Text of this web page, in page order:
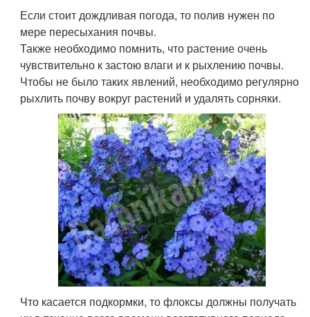
Если стоит дождливая погода, то полив нужен по
мере пересыхания почвы.
Также необходимо помнить, что растение очень
чувствительно к застою влаги и к рыхлению почвы.
Чтобы не было таких явлений, необходимо регулярно
рыхлить почву вокруг растений и удалять сорняки.
Что касается подкормки, то флоксы должны получать